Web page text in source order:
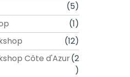
(5)
(1)
(12)
Côte d'Azur(2
)